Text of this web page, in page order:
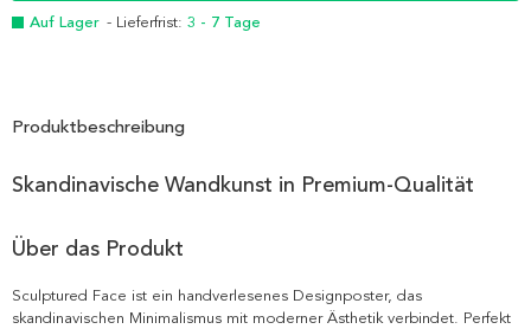
Auf Lager - Lieferfrist: 3 - 7 Tage
Produktbeschreibung
Skandinavische Wandkunst in Premium-Qualität
Über das Produkt
Sculptured Face ist ein handverlesenes Designposter, das
skandinavischen Minimalismus mit moderner Ästhetik verbindet. Perfekt